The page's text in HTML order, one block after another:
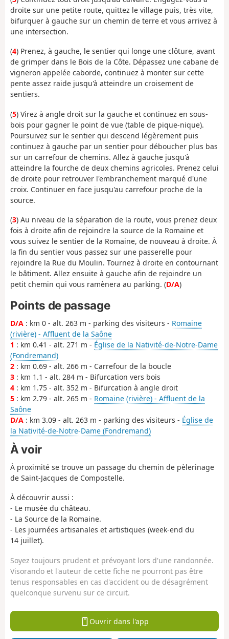
droite sur une petite route, quittez le village puis, très vite,
bifurquer à gauche sur un chemin de terre et vous arrivez à
une intersection.
(4) Prenez, à gauche, le sentier qui longe une clôture, avant
de grimper dans le Bois de la Côte. Dépassez une cabane de
vigneron appelée caborde, continuez à monter sur cette
pente assez raide jusqu'à atteindre un croisement de
sentiers.
(5) Virez à angle droit sur la gauche et continuez en sous-
bois pour gagner le point de vue (table de pique-nique).
Poursuivez sur le sentier qui descend légèrement puis
continuez à gauche par un sentier pour déboucher plus bas
sur un carrefour de chemins. Allez à gauche jusqu'à
atteindre la fourche de deux chemins agricoles. Prenez celui
de droite pour retrouver l'embranchement marqué d'une
croix. Continuer en face jusqu'au carrefour proche de la
source.
(3) Au niveau de la séparation de la route, vous prenez deux
fois à droite afin de rejoindre la source de la Romaine et
vous suivez le sentier de la Romaine, de nouveau à droite. À
la fin du sentier vous passez sur une passerelle pour
rejoindre la Rue du Moulin. Tournez à droite en contournant
le bâtiment. Allez ensuite à gauche afin de rejoindre un
petit chemin qui vous ramènera au parking. (D/A)
Points de passage
D/A : km 0 - alt. 263 m - parking des visiteurs - Romaine
(rivière) - Affluent de la Saône
1 : km 0.41 - alt. 271 m - Église de la Nativité-de-Notre-Dame
(Fondremand)
2 : km 0.69 - alt. 266 m - Carrefour de la boucle
3 : km 1.1 - alt. 284 m - Bifurcation vers bois
4 : km 1.75 - alt. 352 m - Bifurcation à angle droit
5 : km 2.79 - alt. 265 m - Romaine (rivière) - Affluent de la
Saône
D/A : km 3.09 - alt. 263 m - parking des visiteurs - Église de
la Nativité-de-Notre-Dame (Fondremand)
À voir
À proximité se trouve un passage du chemin de pèlerinage
de Saint-Jacques de Compostelle.
À découvrir aussi :
- Le musée du château.
- La Source de la Romaine.
- Les journées artisanales et artistiques (week-end du
14 juillet).
Soyez toujours prudent et prévoyant lors d'une randonnée.
Visorando et l'auteur de cette fiche ne pourront pas être
tenus responsables en cas d'accident ou de désagrément
quelconque survenu sur ce circuit.
Ouvrir dans l'app